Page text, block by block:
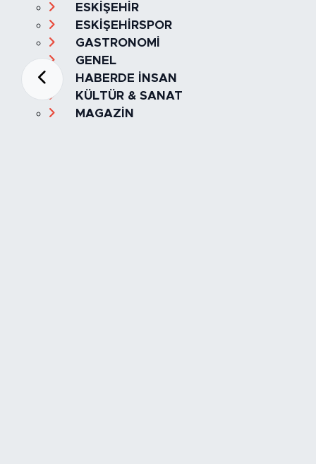
ESKİŞEHİR
ESKİŞEHİRSPOR
GASTRONOMİ
GENEL
HABERDE İNSAN
KÜLTÜR & SANAT
MAGAZİN